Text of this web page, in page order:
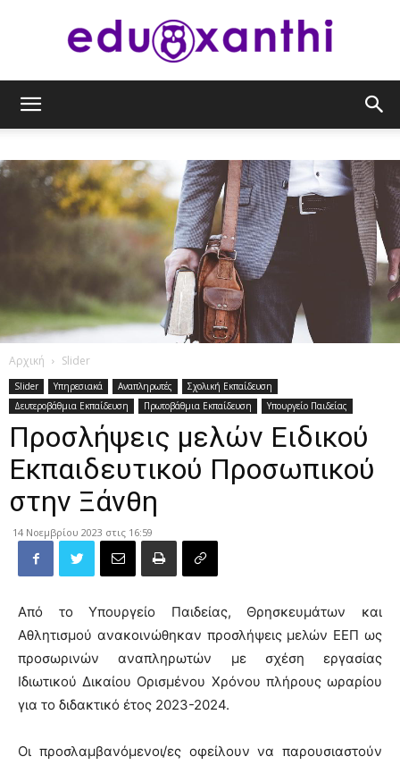
Αρχική Slider
Slider Υπηρεσιακά Αναπληρωτές
Σχολική Εκπαίδευση
Δευτεροβάθμια Εκπαίδευση
Πρωτοβάθμια Εκπαίδευση Υπουργείο Παιδείας
Προσλήψεις μελών Ειδικού
Εκπαιδευτικού Προσωπικού
στην Ξάνθη
14 Νοεμβρίου 2023 στις 16:59
Από το Υπουργείο Παιδείας, Θρησκευμάτων και
Αθλητισμού ανακοινώθηκαν προσλήψεις μελών ΕΕΠ ως
προσωρινών αναπληρωτών με σχέση εργασίας
Ιδιωτικού Δικαίου Ορισμένου Χρόνου πλήρους ωραρίου
για το διδακτικό έτος 2023-2024.
Οι προσλαμβανόμενοι/ες οφείλουν να παρουσιαστούν